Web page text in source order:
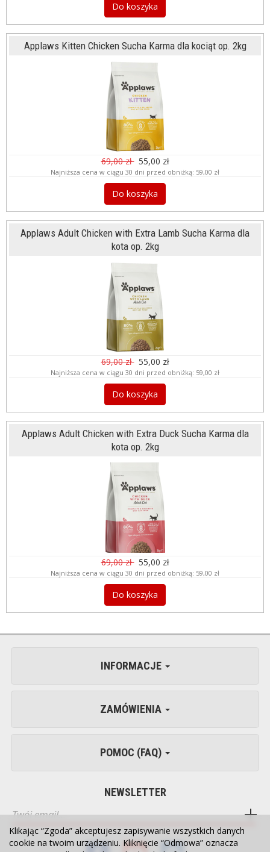
Do koszyka
Applaws Kitten Chicken Sucha Karma dla kociąt op. 2kg
69,00 zł 55,00 zł
Najniższa cena w ciągu 30 dni przed obniżką: 59,00 zł
Do koszyka
Applaws Adult Chicken with Extra Lamb Sucha Karma dla
kota op. 2kg
69,00 zł 55,00 zł
Najniższa cena w ciągu 30 dni przed obniżką: 59,00 zł
Do koszyka
Applaws Adult Chicken with Extra Duck Sucha Karma dla
kota op. 2kg
69,00 zł 55,00 zł
Najniższa cena w ciągu 30 dni przed obniżką: 59,00 zł
Do koszyka
INFORMACJE
ZAMÓWIENIA
POMOC (FAQ)
NEWSLETTER
Klikając “Zgoda” akceptujesz zapisywanie wszystkich danych
cookie na twoim urządzeniu. Kliknięcie “Odmowa” oznacza